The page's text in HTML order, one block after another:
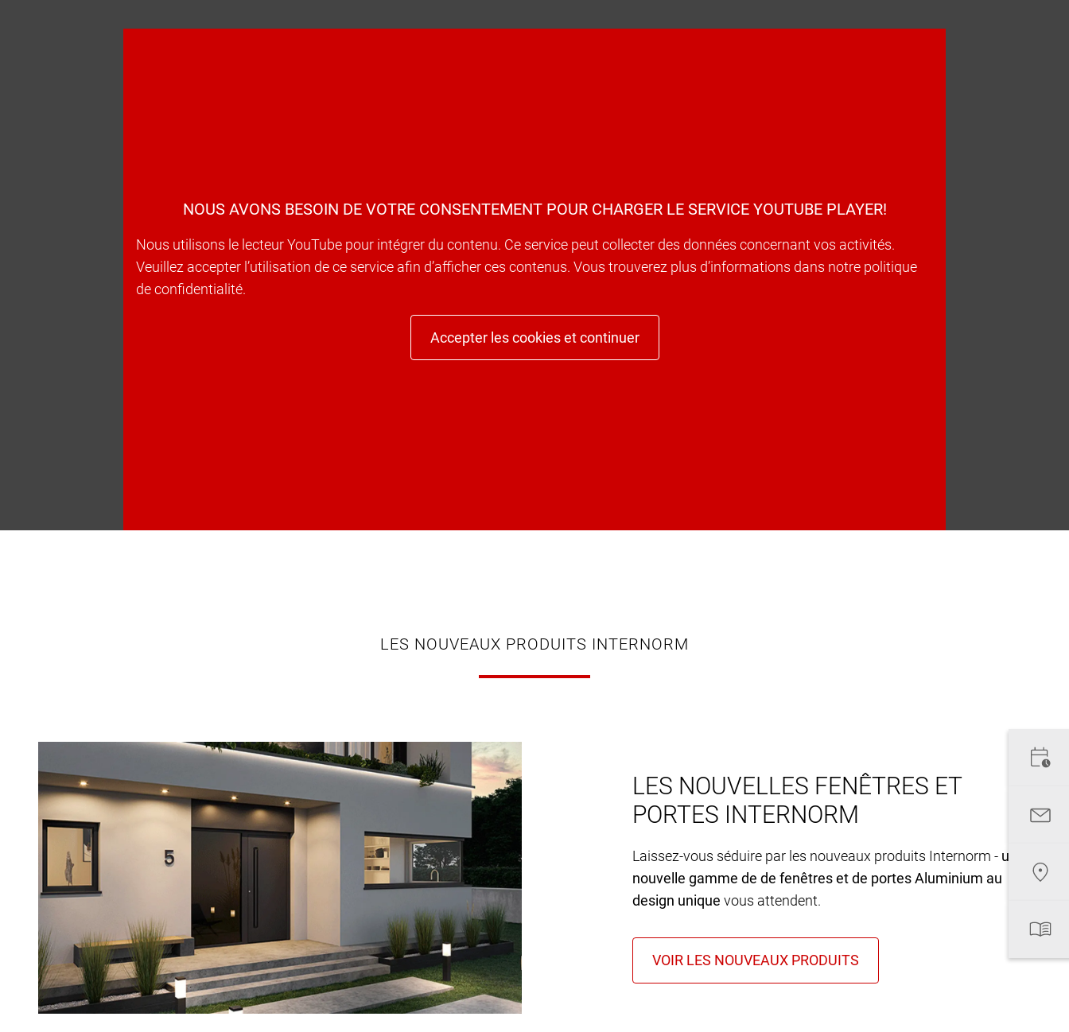
NOUS AVONS BESOIN DE VOTRE CONSENTEMENT POUR CHARGER LE SERVICE YOUTUBE PLAYER!
Nous utilisons le lecteur YouTube pour intégrer du contenu. Ce service peut collecter des données concernant vos activités.
Veuillez accepter l’utilisation de ce service afin d’afficher ces contenus. Vous trouverez plus d’informations dans notre politique
de confidentialité.
Accepter les cookies et continuer
LES NOUVEAUX PRODUITS INTERNORM
LES NOUVELLES FENÊTRES ET
PORTES INTERNORM
Laissez-vous séduire par les nouveaux produits Internorm - une
nouvelle gamme de de fenêtres et de portes Aluminium au
design unique vous attendent.